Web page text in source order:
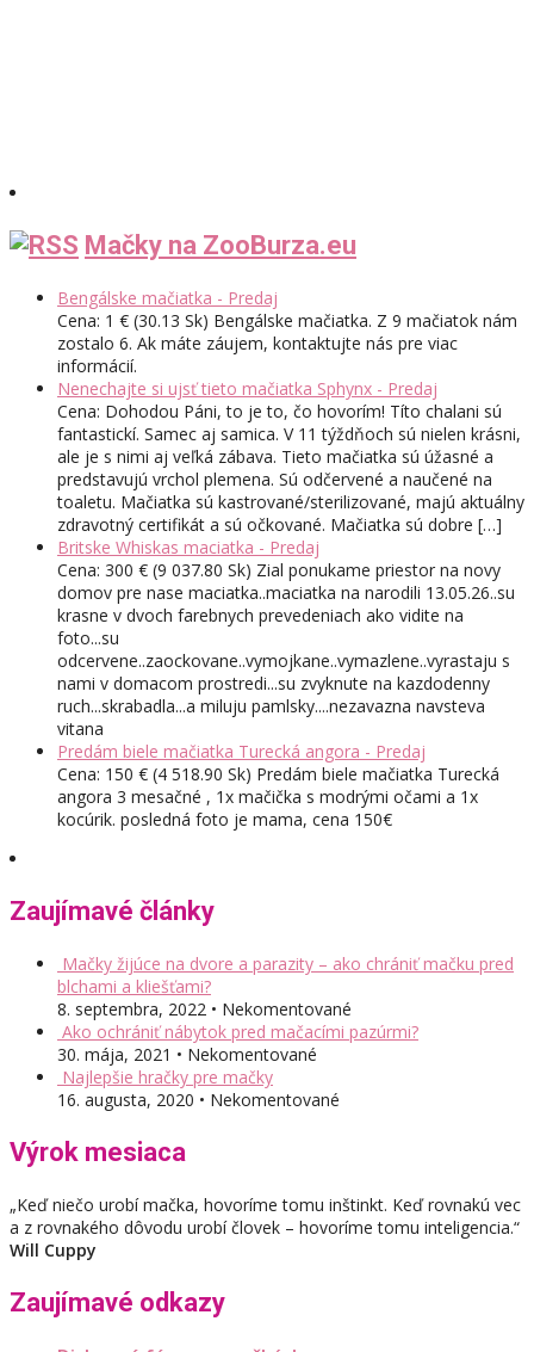
Mačky na ZooBurza.eu
Bengálske mačiatka - Predaj
Cena: 1 € (30.13 Sk) Bengálske mačiatka. Z 9 mačiatok nám
zostalo 6. Ak máte záujem, kontaktujte nás pre viac
informácií.
Nenechajte si ujsť tieto mačiatka Sphynx - Predaj
Cena: Dohodou Páni, to je to, čo hovorím! Títo chalani sú
fantastickí. Samec aj samica. V 11 týždňoch sú nielen krásni,
ale je s nimi aj veľká zábava. Tieto mačiatka sú úžasné a
predstavujú vrchol plemena. Sú odčervené a naučené na
toaletu. Mačiatka sú kastrované/sterilizované, majú aktuálny
zdravotný certifikát a sú očkované. Mačiatka sú dobre […]
Britske Whiskas maciatka - Predaj
Cena: 300 € (9 037.80 Sk) Zial ponukame priestor na novy
domov pre nase maciatka..maciatka na narodili 13.05.26..su
krasne v dvoch farebnych prevedeniach ako vidite na
foto...su
odcervene..zaockovane..vymojkane..vymazlene..vyrastaju s
nami v domacom prostredi...su zvyknute na kazdodenny
ruch...skrabadla...a miluju pamlsky....nezavazna navsteva
vitana
Predám biele mačiatka Turecká angora - Predaj
Cena: 150 € (4 518.90 Sk) Predám biele mačiatka Turecká
angora 3 mesačné , 1x mačička s modrými očami a 1x
kocúrik. posledná foto je mama, cena 150€
Zaujímavé články
Mačky žijúce na dvore a parazity – ako chrániť mačku pred
blchami a kliešťami?
8. septembra, 2022 • Nekomentované
Ako ochrániť nábytok pred mačacími pazúrmi?
30. mája, 2021 • Nekomentované
Najlepšie hračky pre mačky
16. augusta, 2020 • Nekomentované
Výrok mesiaca
„Keď niečo urobí mačka, hovoríme tomu inštinkt. Keď rovnakú vec
a z rovnakého dôvodu urobí človek – hovoríme tomu inteligencia.“
Will Cuppy
Zaujímavé odkazy